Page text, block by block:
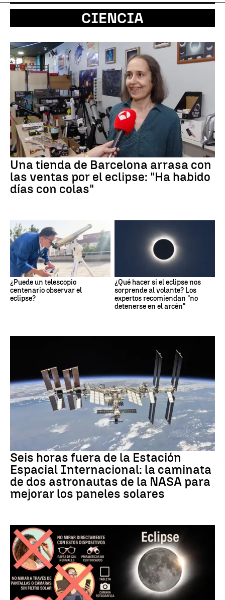
CIENCIA
Una tienda de Barcelona arrasa con
las ventas por el eclipse: "Ha habido
días con colas"
¿Puede un telescopio
centenario observar el
eclipse?
¿Qué hacer si el eclipse nos
sorprende al volante? Los
expertos recomiendan "no
detenerse en el arcén"
Seis horas fuera de la Estación
Espacial Internacional: la caminata
de dos astronautas de la NASA para
mejorar los paneles solares